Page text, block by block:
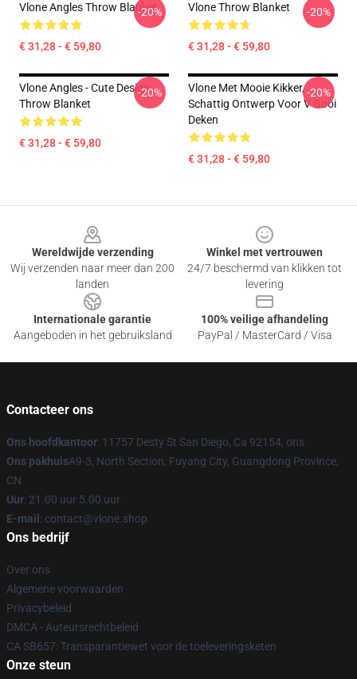
Vlone Angles Throw Blanket
€ 31,28 - € 59,80
-20% Vlone Throw Blanket
€ 31,28 - € 59,80
-20%
Vlone Angles - Cute Design
Throw Blanket
€ 31,28 - € 59,80
-20%
Vlone Met Mooie Kikker,
Schattig Ontwerp Voor V Gooi
Deken
€ 31,28 - € 59,80
-20%
Wereldwijde verzending
Wij verzenden naar meer dan 200
landen
Winkel met vertrouwen
24/7 beschermd van klikken tot
levering
Internationale garantie
Aangeboden in het gebruiksland
100% veilige afhandeling
PayPal / MasterCard / Visa
Contacteer ons
Ons hoofdkantoor: 11757 Desty St San Diego, Ca 92154, ons
Ons pakhuisA9-3, North Section, Fuyang City, Guangdong Province,
CN
Uur: 21.00 uur 5.00 uur
E-mail : contact@vlone.shop
Ons bedrijf
Over ons
Algemene voorwaarden
Privacybeleid
DMCA - Auteursrechtbeleid
CA SB657: Transparantiewet voor de toeleveringsketen
Onze steun